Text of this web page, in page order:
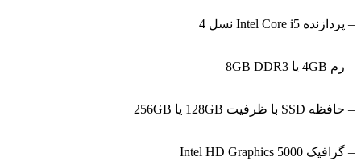
– پردازنده Intel Core i5 نسل 4
– رم 4GB یا 8GB DDR3
– حافظه SSD با ظرفیت 128GB یا 256GB
– گرافیک Intel HD Graphics 5000